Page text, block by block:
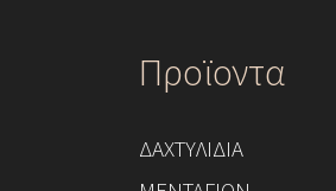
Προϊοντα
ΔΑΧΤΥΛΙΔΙΑ